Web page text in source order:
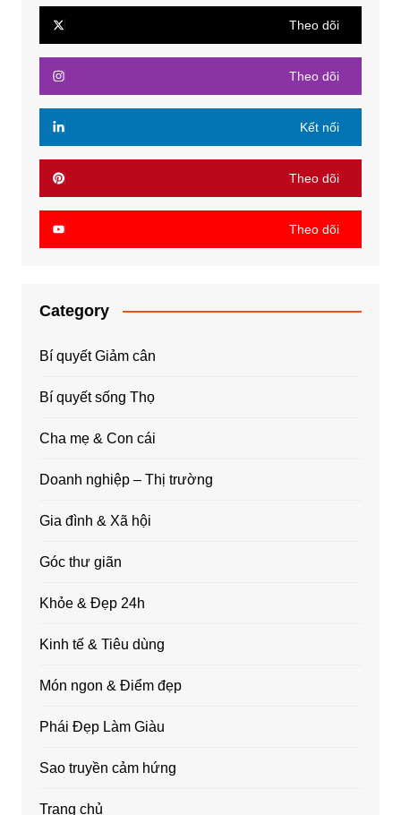
Theo dõi
Theo dõi
Kết nối
Theo dõi
Theo dõi
Category
Bí quyết Giảm cân
Bí quyết sống Thọ
Cha mẹ & Con cái
Doanh nghiệp – Thị trường
Gia đình & Xã hội
Góc thư giãn
Khỏe & Đẹp 24h
Kinh tế & Tiêu dùng
Món ngon & Điểm đẹp
Phái Đẹp Làm Giàu
Sao truyền cảm hứng
Trang chủ